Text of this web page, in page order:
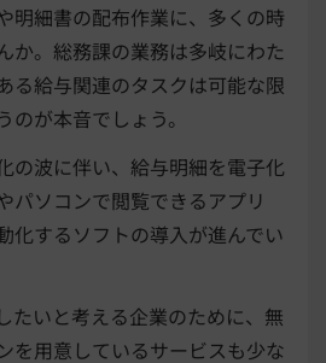
明細書の配布作業に、多くの時
か。総務課の業務は多岐にわた
る給与関連のタスクは可能な限
のが本音でしょう。
の波に伴い、給与明細を電子化
パソコンで閲覧できるアプリ
化するソフトの導入が進んでい
たいと考える企業のために、無
を用意しているサービスも少な